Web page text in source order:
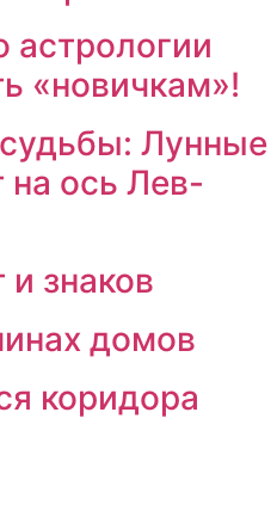
астрологии
«новичкам»!
Лунные
на ось Лев-
знаков
домов
коридора